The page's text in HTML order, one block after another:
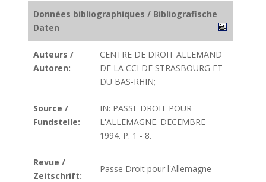
Données bibliographiques / Bibliografische
Daten
Auteurs /
Autoren:
CENTRE DE DROIT ALLEMAND
DE LA CCI DE STRASBOURG ET
DU BAS-RHIN;
Source /
Fundstelle:
IN: PASSE DROIT POUR
L'ALLEMAGNE. DECEMBRE
1994. P. 1 - 8.
Revue /
Zeitschrift:
Passe Droit pour l'Allemagne